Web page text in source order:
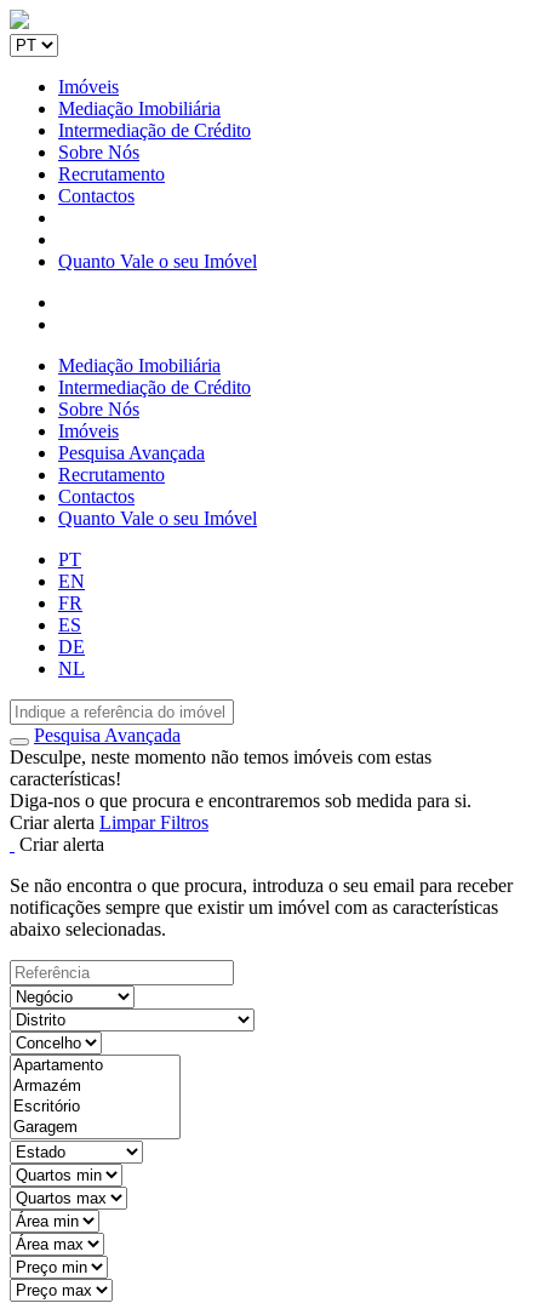
Imóveis
Mediação Imobiliária
Intermediação de Crédito
Sobre Nós
Recrutamento
Contactos
Quanto Vale o seu Imóvel
Mediação Imobiliária
Intermediação de Crédito
Sobre Nós
Imóveis
Pesquisa Avançada
Recrutamento
Contactos
Quanto Vale o seu Imóvel
PT
EN
FR
ES
DE
NL
Pesquisa Avançada
Desculpe, neste momento não temos imóveis com estas
características!
Diga-nos o que procura e encontraremos sob medida para si.
Criar alerta Limpar Filtros
Criar alerta
Se não encontra o que procura, introduza o seu email para receber
notificações sempre que existir um imóvel com as características
abaixo selecionadas.